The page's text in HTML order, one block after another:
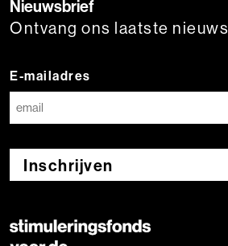
Nieuwsbrief
Ontvang ons laatste nieuws
E-mailadres
Inschrijven